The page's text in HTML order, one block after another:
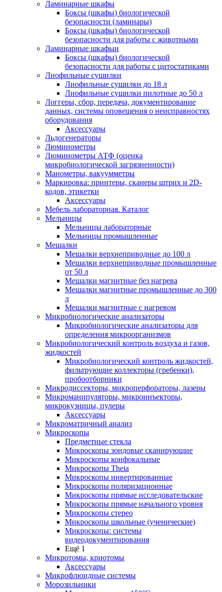
Ламинарные шкафы
Боксы (шкафы) биологической
безопасности (ламинары)
Боксы (шкафы) биологической
безопасности для работы с животными
Ламинарные шкафыи
Боксы (шкафы) биологической
безопасности для работы с цитостатиками
Лиофильные сушилки
Лиофильные сушилки до 18 л
Лиофильные сушилки пилотные до 50 л
Логгеры, сбор, передача, документирование
данных, системы оповещения о неисправностях
оборудования
Аксессуары
Льдогенераторы
Люминометры
Люминометры АТФ (оценка
микробиологической загрязненности)
Манометры, вакуумметры
Маркировка: принтеры, сканеры штрих и 2D-
кодов, этикетки
Аксессуары
Мебель лабораторная. Каталог
Мельницы
Мельницы лабораторные
Мельницы промышленные
Мешалки
Мешалки верхнеприводные до 100 л
Мешалки верхнеприводные промышленные
от 50 л
Мешалки магнитные без нагрева
Мешалки магнитные промышленные до 300
л
Мешалки магнитные с нагревом
Микробиологические анализаторы
Микробиологические анализаторы для
определения микроорганизмов
Микробиологический контроль воздуха и газов,
жидкостей
Микробиологический контроль жидкостей,
фильтрующие коллекторы (гребенки),
пробоотборники
Микродиссекторы, микроперфораторы, лазеры
Микроманипуляторы, микроинъекторы,
микрокузницы, пулеры
Аксессуары
Микроматричный анализ
Микроскопы
Предметные стекла
Микроскопы зондовые сканирующие
Микроскопы конфокальные
Микроскопы Theia
Микроскопы инвертированные
Микроскопы поляризационные
Микроскопы прямые исследовательские
Микроскопы прямые начального уровня
Микроскопы стерео
Микроскопы школьные (ученические)
Микроскопы: системы
видеодокументирования
Ещё 1
Микротомы, криотомы
Аксессуары
Микрофлюидные системы
Морозильники